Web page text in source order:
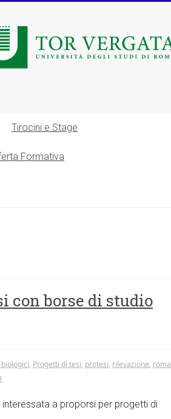
Tirocini e Stage
Formativa
con borse di studio
, Progetti di tesi, protesi, rilevazione, roma
a proporsi per progetti di